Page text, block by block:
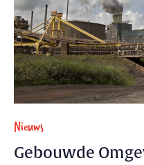
Nieuws
Gebouwde